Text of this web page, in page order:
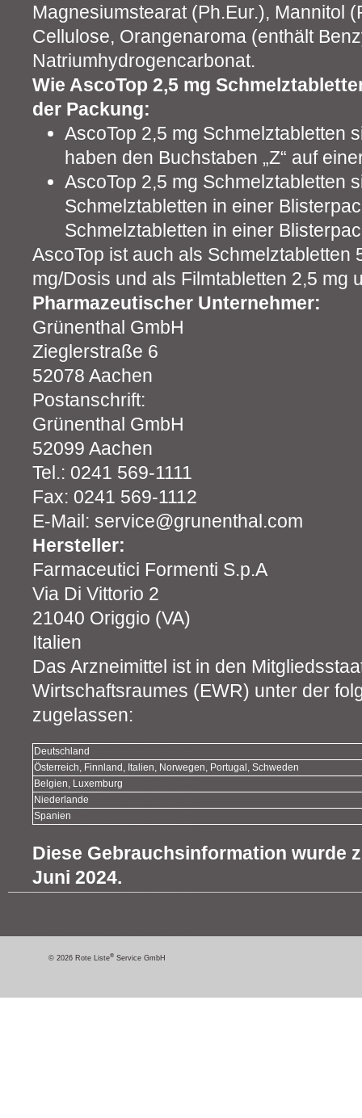
Magnesiumstearat (Ph.Eur.), Mannitol
Cellulose, Orangenaroma (enthält
Natriumhydrogencarbonat.
Wie AscoTop 2,5 mg
der Packung:
AscoTop 2,5 mg Schmelztabletten
haben den Buchstaben „Z“ auf
AscoTop 2,5 mg Schmelztabletten
Schmelztabletten in einer
Schmelztabletten in einer
AscoTop ist auch als Schmelztabletten
mg/Dosis und als Filmtabletten 2,5 mg
Pharmazeutischer Unternehmer:
Grünenthal GmbH
Zieglerstraße 6
52078 Aachen
Postanschrift:
Grünenthal GmbH
52099 Aachen
Tel.: 0241 569-1111
Fax: 0241 569-1112
E-Mail: service@grunenthal.com
Hersteller:
Farmaceutici Formenti S.p.A
Via Di Vittorio 2
21040 Origgio (VA)
Italien
Das Arzneimittel ist in den
Wirtschaftsraumes (EWR) unter der
zugelassen:
Deutschland
Österreich, Finnland, Italien, Norwegen, Portugal, Schweden
Belgien, Luxemburg
Niederlande
Spanien
Diese Gebrauchsinformation wurde
Juni 2024.
© 2026 Rote Liste® Service GmbH